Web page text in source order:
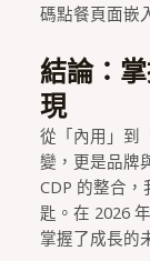
碼點餐頁面嵌
結論：
現
從「內用」到
變，更是品牌
CDP 的整合
匙。在 2026
掌握了成長的